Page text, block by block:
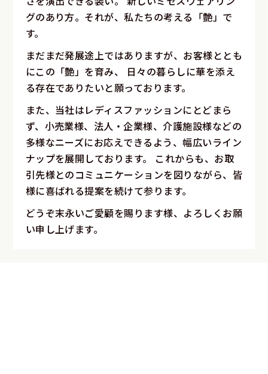
グのあり方。それが、私たちの考える「艶」で
す。
まだまだ発展途上ではありますが、お客様ととも
にこの「艶」を育み、
日々の暮らしに華を添え
る存在でありたいと願っております。
また、当社はレディスファッションにとどまら
ず、小売業様、法人・企業様、介護施設様などの
多様なニーズにお応えできるよう、幅広いライン
ナップを展開しております。
これからも、お取
引先様とのコミュニケーションを図りながら、皆
様に喜ばれる提案を続けて参ります。
どうぞ末永いご愛顧を賜ります様、よろしくお願
い申し上げます。